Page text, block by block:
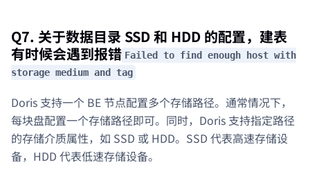
Q7. 关于数据目录 SSD 和 HDD 的配置，建表
有时候会遇到报错 Failed to find enough host with
storage medium and tag
Doris 支持一个 BE 节点配置多个存储路径。通常情况下，
每块盘配置一个存储路径即可。同时，Doris 支持指定路径
的存储介质属性，如 SSD 或 HDD。SSD 代表高速存储设
备，HDD 代表低速存储设备。